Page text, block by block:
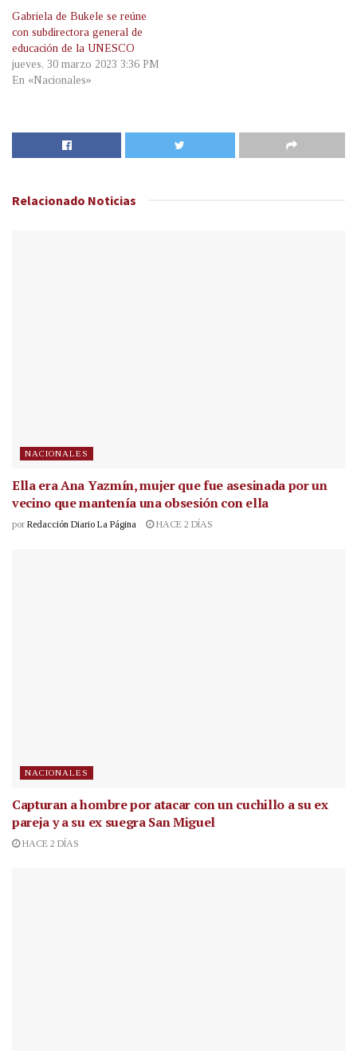
Gabriela de Bukele se reúne
con subdirectora general de
educación de la UNESCO
jueves, 30 marzo 2023 3:36 PM
En «Nacionales»
Relacionado Noticias
NACIONALES
Ella era Ana Yazmín, mujer que fue asesinada por un
vecino que mantenía una obsesión con ella
por Redacción Diario La Página HACE 2 DÍAS
NACIONALES
Capturan a hombre por atacar con un cuchillo a su ex
pareja y a su ex suegra San Miguel
HACE 2 DÍAS